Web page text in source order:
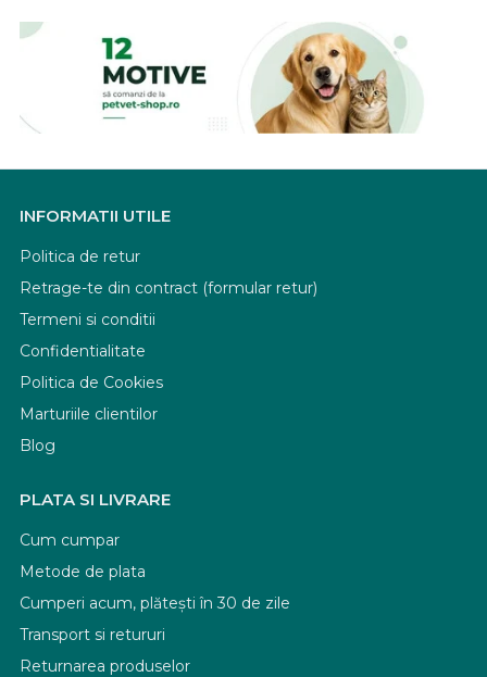
INFORMATII UTILE
Politica de retur
Retrage-te din contract (formular retur)
Termeni si conditii
Confidentialitate
Politica de Cookies
Marturiile clientilor
Blog
PLATA SI LIVRARE
Cum cumpar
Metode de plata
Cumperi acum, plătești în 30 de zile
Transport si retururi
Returnarea produselor